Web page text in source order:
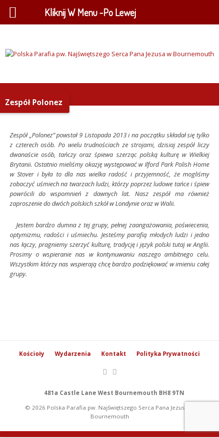
Zespół Polonez
Zespół „Polonez” powstał 9 Listopada 2013 i na początku składał się tylko
z czterech osób. Po wielu trudnościach ze strojami, dzisiaj zespół liczy
dwanaście osób, tańczy oraz śpiewa szerząc polską kulturę w Wielkiej
Brytanii. Ostatnio mieliśmy okazję występować w Ilford Park Polish Home
w Stover i była to dla nas wielka radość i przyjemność, że mogliśmy
zobaczyć uśmiech na twarzach ludzi, którzy poprzez ludowe tańce i śpiew
powrócili do wspomnień z dawnych lat. Nasz zespół ma również
zaproszenie do dwóch polskich szkół w Londynie oraz w Walii.
Jestem bardzo dumna z tej grupy, pełnej zaangażowania, poświecenia,
optymizmu, radości i uśmiechu. Jesteśmy parafią młodych ludzi i jedno
nas łączy, pragniemy szerzyć kulturę, tradycję i język polski tutaj w Anglii.
Prosimy o wspieranie nas w kontynuwaniu naszego ambitnego celu.
Wszystkim którzy nas wspierają chcę bardzo podziękować w imieniu całej
grupy.
Kościoły Wydarzenia Kontakt Polityka Prywatności
481a Castle Lane West Bournemouth BH8 9TN
© 2026 Polska Parafia pw. Najświętszego Serca Pana Jezusa w
Bournemouth
Kliknij W Menu -Po Lewej